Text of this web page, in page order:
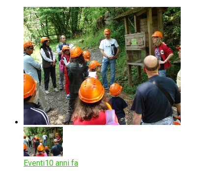
Eventi10 anni fa